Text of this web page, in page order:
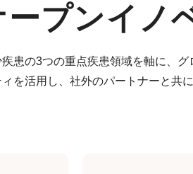
ープンイノ
患の3つの重点疾患領域を軸に、
を活用し、社外のパートナーと共